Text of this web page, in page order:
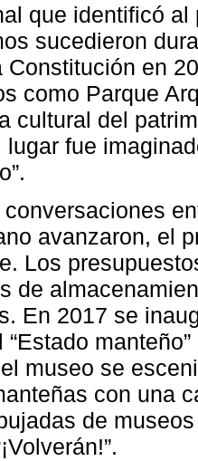
que identificó al
sucedieron
Constitución en
como Parque
cultural del
lugar fue
avanzaron, el
Los
de
En 2017 se
“Estado
museo se
con una
de